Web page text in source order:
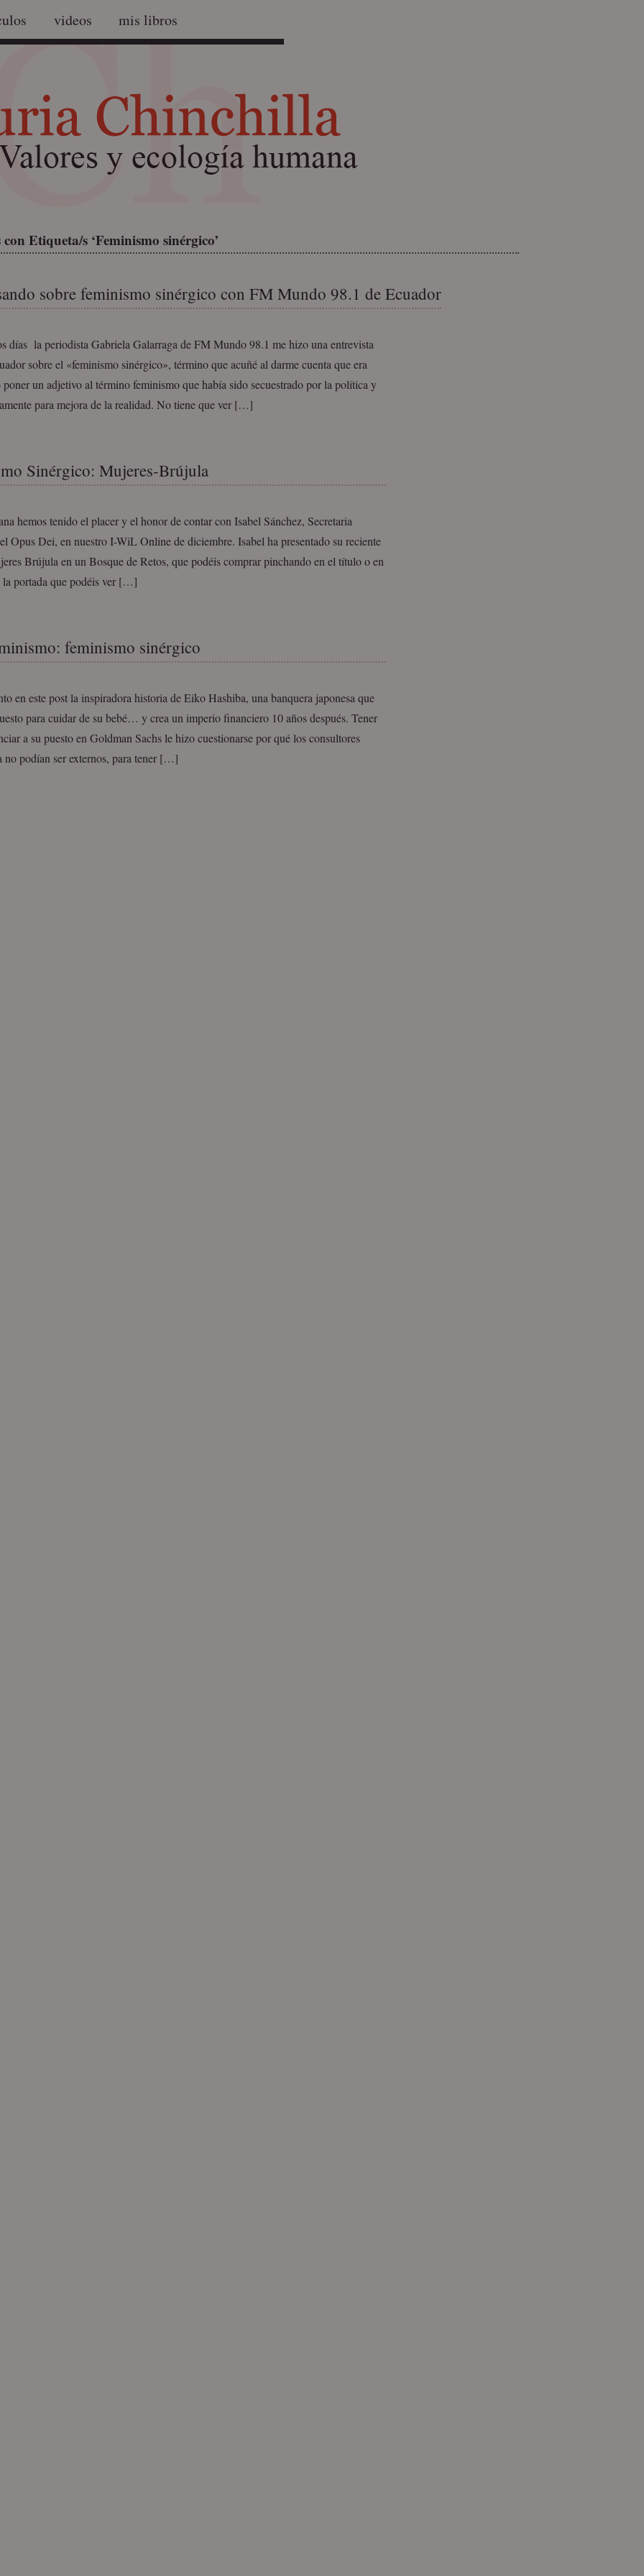
videos mis libros
Etiqueta/s ‘Feminismo sinérgico’
sobre feminismo sinérgico con FM Mundo 98.1 de Ecuador
días la periodista Gabriela Galarraga de FM Mundo 98.1 me hizo una entrevista
sobre el «feminismo sinérgico», término que acuñé al darme cuenta que era
poner un adjetivo al término feminismo que había sido secuestrado por la política y
para mejora de la realidad. No tiene que ver […]
Sinérgico: Mujeres-Brújula
hemos tenido el placer y el honor de contar con Isabel Sánchez, Secretaria
Opus Dei, en nuestro I-WiL Online de diciembre. Isabel ha presentado su reciente
Brújula en un Bosque de Retos, que podéis comprar pinchando en el título o en
la portada que podéis ver […]
feminismo sinérgico
en este post la inspiradora historia de Eiko Hashiba, una banquera japonesa que
para cuidar de su bebé… y crea un imperio financiero 10 años después. Tener
a su puesto en Goldman Sachs le hizo cuestionarse por qué los consultores
no podían ser externos, para tener […]